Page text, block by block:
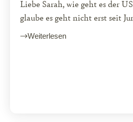
Liebe Sarah, wie geht es der
glaube es geht nicht erst seit
Weiterlesen